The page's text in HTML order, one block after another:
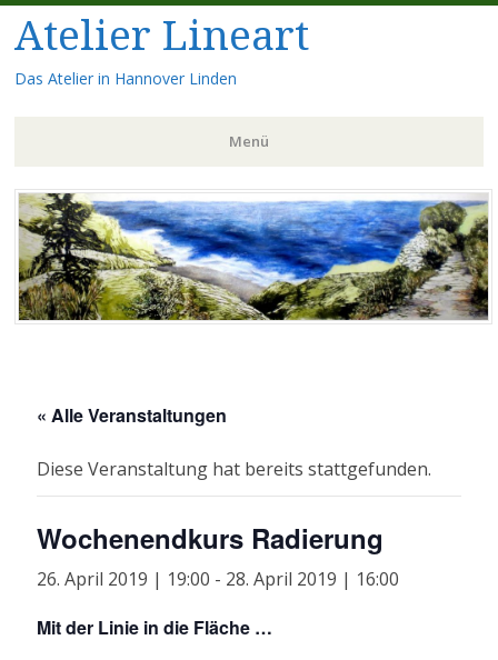
Atelier Lineart
Das Atelier in Hannover Linden
Menü
Zum
Inhalt
springen
« Alle Veranstaltungen
Diese Veranstaltung hat bereits stattgefunden.
Wochenendkurs Radierung
26. April 2019 | 19:00 - 28. April 2019 | 16:00
Mit der Linie in die Fläche …